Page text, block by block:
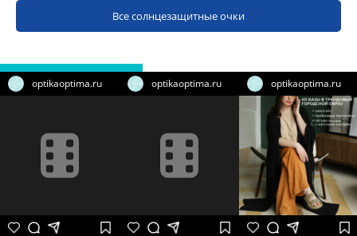
Все солнцезащитные очки
optikaoptima.ru optikaoptima.ru optikaoptima.ru